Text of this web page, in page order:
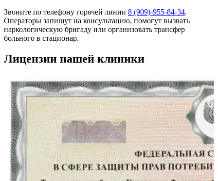
Звоните по телефону горячей линии 8 (909)-955-84-34.
Операторы запишут на консультацию, помогут вызвать
наркологическую бригаду или организовать трансфер
больного в стационар.
Лицензии нашей клиники